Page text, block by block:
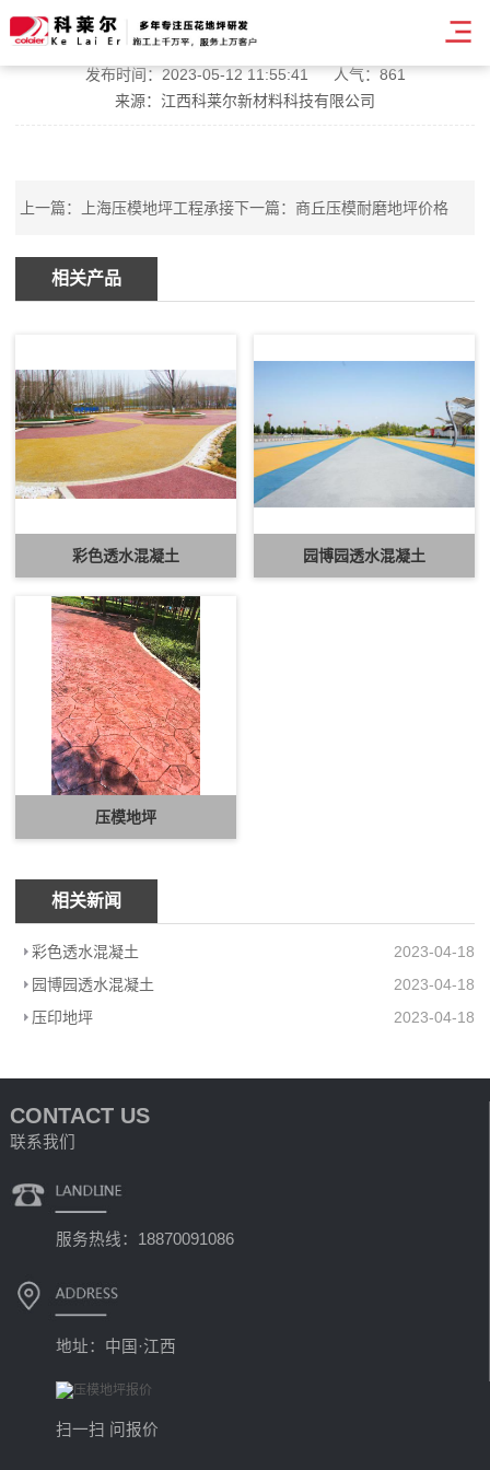
陇南混凝土压模地坪价格
发布时间：2023-05-12 11:55:41
人气：861
来源：江西科莱尔新材料科技有限公司
上一篇： 上海压模地坪工程承接下一篇： 商丘压模耐磨地坪价格
相关产品
彩色透水混凝土 园博园透水混凝土
压模地坪
相关新闻
彩色透水混凝土
2023-04-18
园博园透水混凝土
2023-04-18
压印地坪
2023-04-18
CONTACT US
联系我们
服务热线：18870091086
地址：中国·江西
扫一扫 问报价